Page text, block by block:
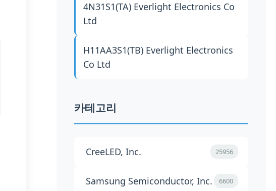
4N31S1(TA) Everlight Electronics Co
Ltd
H11AA3S1(TB) Everlight Electronics
Co Ltd
카테고리
CreeLED, Inc. 25956
Samsung Semiconductor, Inc. 6600